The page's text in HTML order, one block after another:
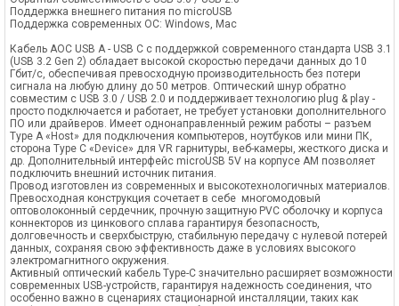
Поддержка внешнего питания по microUSB
Поддержка современных ОС: Windows, Mac
Кабель AOC USB A - USB C с поддержкой современного стандарта USB 3.1
(USB 3.2 Gen 2) обладает высокой скоростью передачи данных до 10
Гбит/с, обеспечивая превосходную производительность без потери
сигнала на любую длину до 50 метров. Оптический шнур обратно
совместим с USB 3.0 / USB 2.0 и поддерживает технологию plug & play -
просто подключается и работает, не требует установки дополнительного
ПО или драйверов. Имеет однонаправленный режим работы – разъем
Type A «Host» для подключения компьютеров, ноутбуков или мини ПК,
сторона Type C «Device» для VR гарнитуры, веб-камеры, жесткого диска и
др. Дополнительный интерфейс microUSB 5V на корпусе AM позволяет
подключить внешний источник питания.
Провод изготовлен из современных и высокотехнологичных материалов.
Превосходная конструкция сочетает в себе многомодовый
оптоволоконный сердечник, прочную защитную PVC оболочку и корпуса
коннекторов из цинкового сплава гарантируя безопасность,
долговечность и сверхбыструю, стабильную передачу с нулевой потерей
данных, сохраняя свою эффективность даже в условиях высокого
электромагнитного окружения.
Активный оптический кабель Type-C значительно расширяет возможности
современных USB-устройств, гарантируя надежность соединения, что
особенно важно в сценариях стационарной инсталляции, таких как